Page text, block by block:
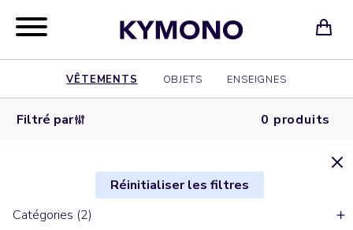
VÊTEMENTS OBJETS ENSEIGNES
Filtré par 0 produits
Réinitialiser les filtres
Catégories (2)